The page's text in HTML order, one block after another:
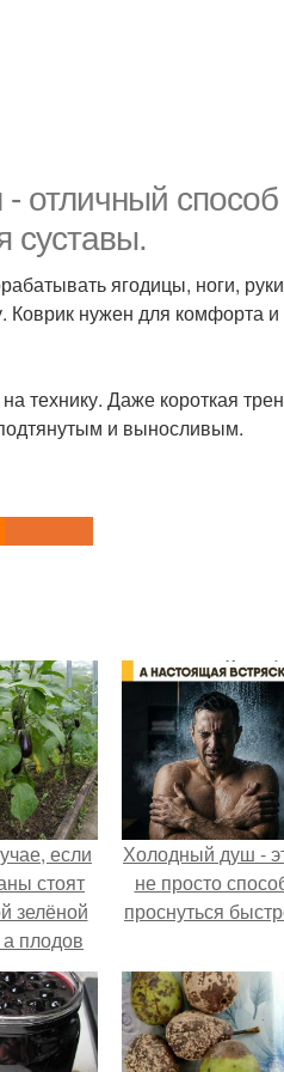
отличный
суставы.
ягодицы, ноги,
нужен для комфорта и
технику. Даже короткая
и выносливым.
если
стоят
зелёной
плодов
видно -
тут
Холодный душ -
не просто
проснуться